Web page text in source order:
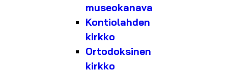
museokanava
Kontiolahden
kirkko
Ortodoksinen
kirkko